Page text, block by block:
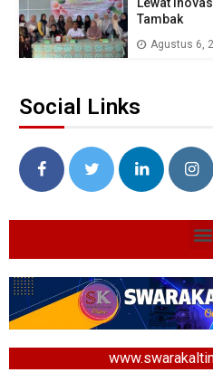
Lewat
Tambak
Agustus 6,
Social Links